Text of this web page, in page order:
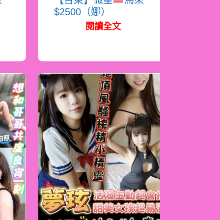
$2500（娜）
閱讀全文